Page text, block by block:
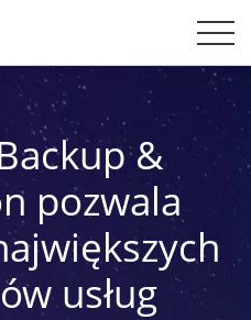
&
pozwala
usług